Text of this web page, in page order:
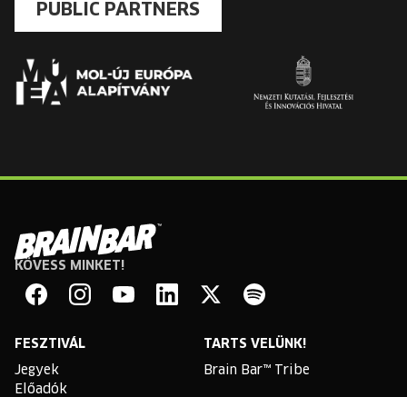
PUBLIC PARTNERS
Brain
Bar
KÖVESS MINKET!
FESZTIVÁL
Jegyek
Előadók
TARTS VELÜNK!
Brain Bar™ Tribe